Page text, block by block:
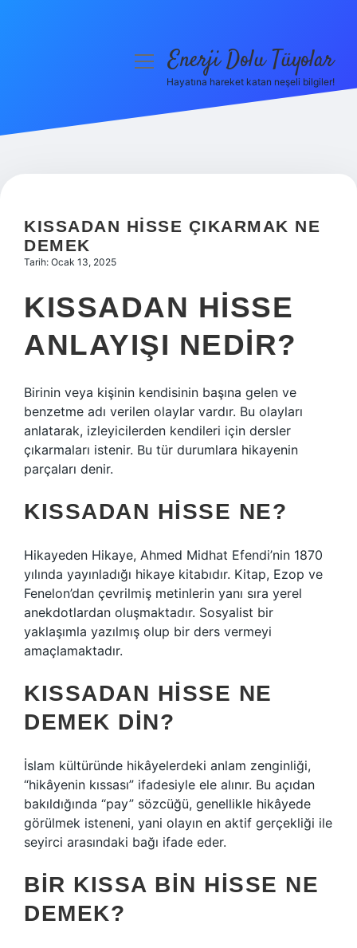
Hakkımızda
menüyüEnerji Dolu Tüyolar
Hayatına hareket katan neşeli bilgiler!
KISSADAN HISSE ÇIKARMAK NE
DEMEK
Tarih: Ocak 13, 2025
KISSADAN HISSE
ANLAYIŞI NEDIR?
Birinin veya kişinin kendisinin başına gelen ve
benzetme adı verilen olaylar vardır. Bu olayları
anlatarak, izleyicilerden kendileri için dersler
çıkarmaları istenir. Bu tür durumlara hikayenin
parçaları denir.
KISSADAN HISSE NE?
Hikayeden Hikaye, Ahmed Midhat Efendi’nin 1870
yılında yayınladığı hikaye kitabıdır. Kitap, Ezop ve
Fenelon’dan çevrilmiş metinlerin yanı sıra yerel
anekdotlardan oluşmaktadır. Sosyalist bir
yaklaşımla yazılmış olup bir ders vermeyi
amaçlamaktadır.
KISSADAN HISSE NE
DEMEK DIN?
İslam kültüründe hikâyelerdeki anlam zenginliği,
“hikâyenin kıssası” ifadesiyle ele alınır. Bu açıdan
bakıldığında “pay” sözcüğü, genellikle hikâyede
görülmek isteneni, yani olayın en aktif gerçekliği ile
seyirci arasındaki bağı ifade eder.
BIR KISSA BIN HISSE NE
DEMEK?